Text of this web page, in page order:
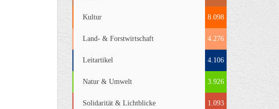
Kultur 8.098
Land- & Forstwirtschaft 4.276
Leitartikel 4.106
Natur & Umwelt 3.926
Solidarität & Lichtblicke 1.093